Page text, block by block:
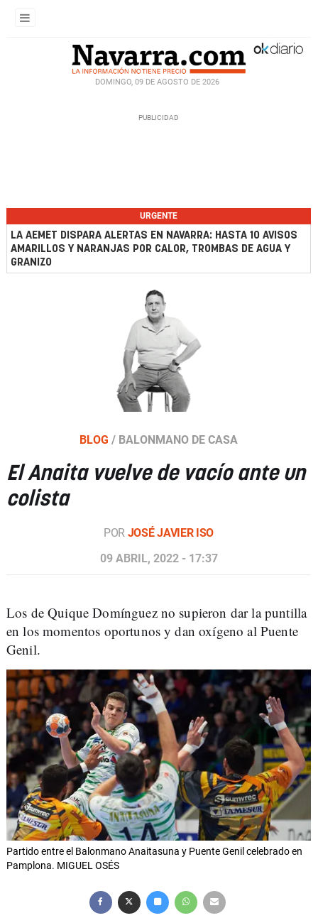
DOMINGO, 09 DE AGOSTO DE 2026
URGENTE
LA AEMET DISPARA ALERTAS EN NAVARRA: HASTA 10 AVISOS
AMARILLOS Y NARANJAS POR CALOR, TROMBAS DE AGUA Y
GRANIZO
BLOG / BALONMANO DE CASA
El Anaita vuelve de vacío ante un
colista
POR JOSÉ JAVIER ISO
09 ABRIL, 2022 - 17:37
Los de Quique Domínguez no supieron dar la puntilla
en los momentos oportunos y dan oxígeno al Puente
Genil.
Partido entre el Balonmano Anaitasuna y Puente Genil celebrado en
Pamplona. MIGUEL OSÉS